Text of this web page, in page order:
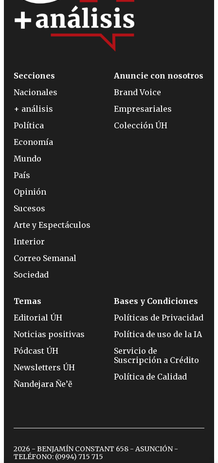
Secciones
Nacionales
+ análisis
Política
Economía
Mundo
País
Opinión
Sucesos
Arte y Espectáculos
Interior
Correo Semanal
Sociedad
Anuncie con nosotros
Brand Voice
Empresariales
Colección ÚH
Temas
Editorial ÚH
Noticias positivas
Pódcast ÚH
Newsletters ÚH
Ñandejara Ñe’ẽ
Bases y Condiciones
Políticas de Privacidad
Política de uso de la IA
Servicio de
Suscripción a Crédito
Política de Calidad
2026 - BENJAMÍN CONSTANT 658 - ASUNCIÓN -
TELÉFONO: (0994) 715 715